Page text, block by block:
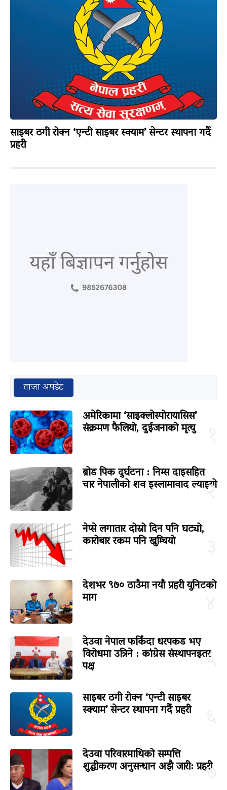
साइबर ठगी रोक्न ‘एन्टी साइबर स्क्याम’ सेन्टर स्थापना गर्दै
प्रहरी
ताजा अपडेट
अमेरिकामा ‘साइक्लोस्पोरायासिस’
संक्रमण फैलियो, दुईजनाको मृत्यु
२
ब्रोड पिक दुर्घटना : निम्स दाइसहित
चार नेपालीको शव इस्लामावाद ल्याइयो
नेप्से लगातार दोस्रो दिन पनि घट्यो,
कारोबार रकम पनि खुम्चियो
देशभर ९७० ठाउँमा नयाँ प्रहरी युनिटको
माग
५
देउवा नेपाल फर्किंदा धरपकड भए
विरोधमा उत्रिने : कांग्रेस संस्थापनइतर
पक्ष
साइबर ठगी रोक्न ‘एन्टी साइबर
स्क्याम’ सेन्टर स्थापना गर्दै प्रहरी
७
देउवा परिवारमाथिको सम्पत्ति
शुद्धीकरण अनुसन्धान अझै जारी: प्रहरी